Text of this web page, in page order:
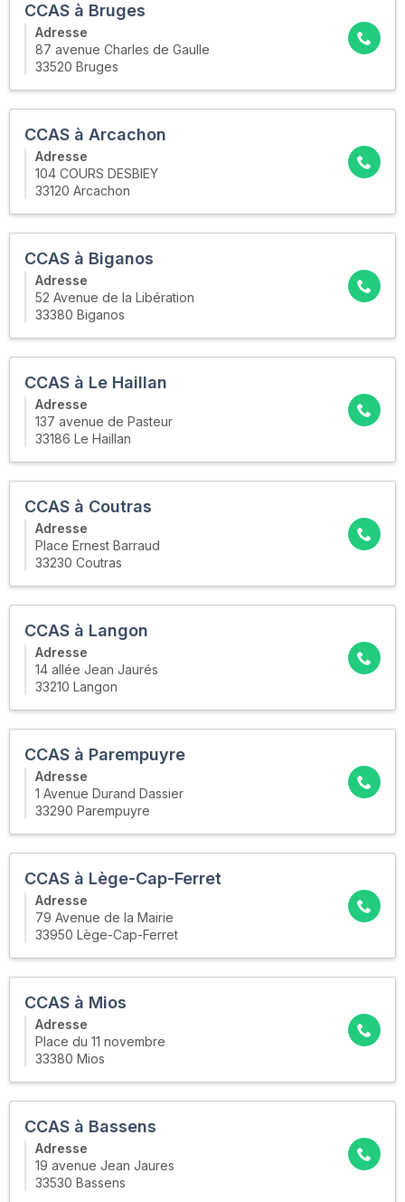
CCAS à Bruges
Adresse
87 avenue Charles de Gaulle
33520 Bruges
CCAS à Arcachon
Adresse
104 COURS DESBIEY
33120 Arcachon
CCAS à Biganos
Adresse
52 Avenue de la Libération
33380 Biganos
CCAS à Le Haillan
Adresse
137 avenue de Pasteur
33186 Le Haillan
CCAS à Coutras
Adresse
Place Ernest Barraud
33230 Coutras
CCAS à Langon
Adresse
14 allée Jean Jaurés
33210 Langon
CCAS à Parempuyre
Adresse
1 Avenue Durand Dassier
33290 Parempuyre
CCAS à Lège-Cap-Ferret
Adresse
79 Avenue de la Mairie
33950 Lège-Cap-Ferret
CCAS à Mios
Adresse
Place du 11 novembre
33380 Mios
CCAS à Bassens
Adresse
19 avenue Jean Jaures
33530 Bassens